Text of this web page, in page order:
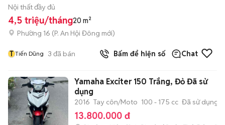
Nội thất đầy đủ
4,5 triệu/tháng20 m²
Phường 16 (P. An Hội Đông mới)
T Tiến Dũng 3 đã bán Bấm để hiện số Chat
Yamaha Exciter 150 Trắng, Đỏ Đã sử
dụng
2016 Tay côn/Moto 100 - 175 cc Đã sử dụng
13.800.000 đ